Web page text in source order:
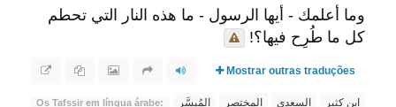
وما أعلمك - أيها الرسول - ما هذه النار التي تحطم
كل ما طُرِح فيها؟!
Mostrar outras traduções
Os Tafssir em língua árabe: المُيسَّر المختصر السعدي
ابن كثير